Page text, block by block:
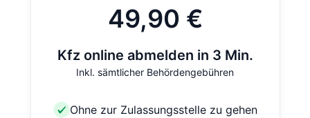
49,90 €
Kfz online abmelden in 3 Min.
Inkl. sämtlicher Behördengebühren
Ohne zur Zulassungsstelle zu gehen